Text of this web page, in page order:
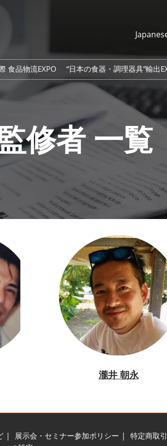
Japanese
English
简体中文
한국어
食品物流EXPO “日本の食器・調理器具”輸出
修者 一覧
瀧井 朝永
展示会・セミナー参加ポリシー
特定商取